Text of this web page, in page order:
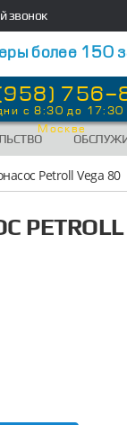
звонок
более 150
с 8:30 до 17:30
Москве
Petroll Vega 80